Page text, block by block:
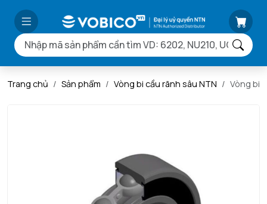
Trang chủ Sản phẩm Vòng bi cầu rãnh sâu NTN Vòng bi